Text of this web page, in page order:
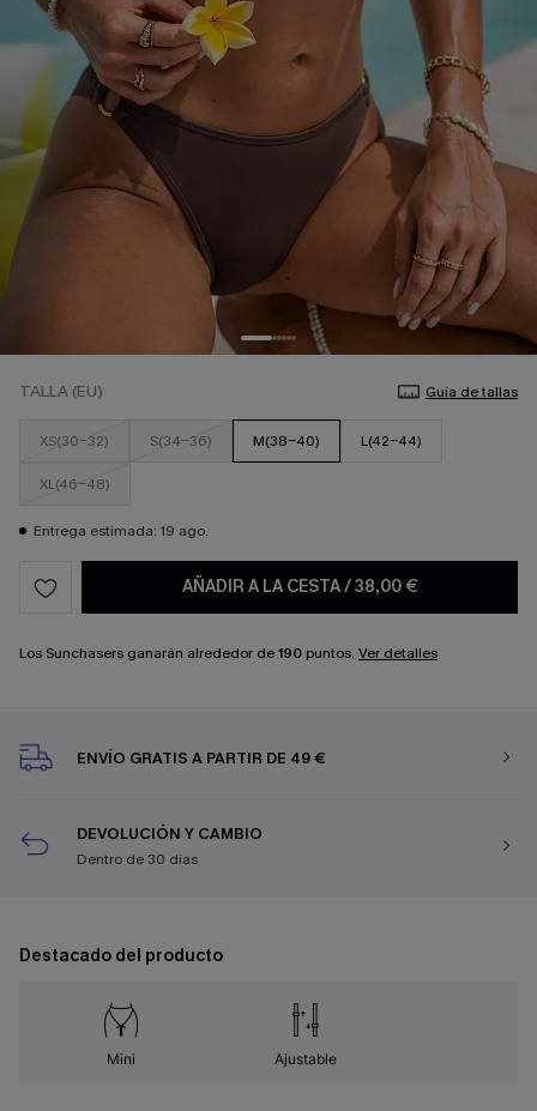
TALLA (EU) Guía de tallas
XS(30-32) S(34-36) M(38-40) L(42-44)
XL(46-48)
Entrega estimada: 19 ago.
AÑADIR A LA CESTA/38,00 €
Los Sunchasers ganarán alrededor de190 puntos. Ver detalles
ENVÍO GRATIS A PARTIR DE 49 €
DEVOLUCIÓN Y CAMBIO
Dentro de 30 días
Destacado del producto
Mini Ajustable